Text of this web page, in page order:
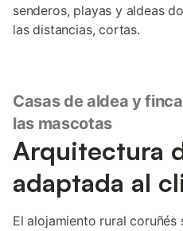
senderos, playas y aldeas
las distancias, cortas.
Casas de aldea y
las mascotas
Arquitectura
adaptada al
El alojamiento rural